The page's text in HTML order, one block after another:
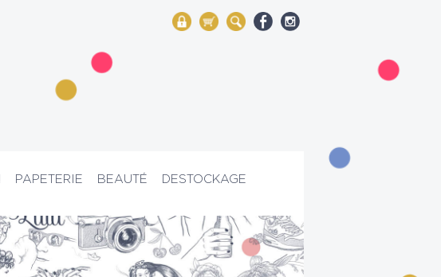
My Account
Mon panier
Rechercher
PAPETERIE BEAUTÉ DESTOCKAGE